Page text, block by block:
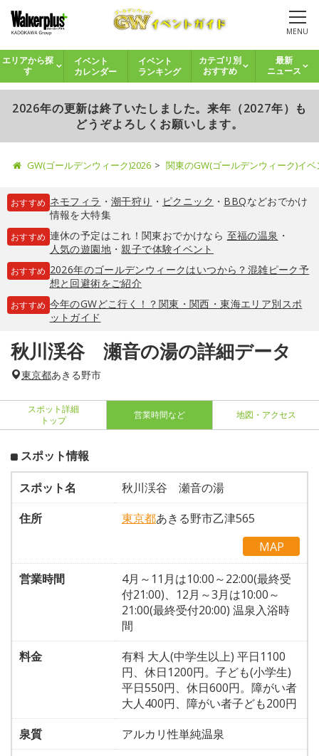
MENU
エリアから探
す
イベント
カレンダー
イベント
ランキング
カテゴリ別
おすすめ
最新
ニュース
2026年の更新は終了いたしました。来年（2027年）も
どうぞよろしくお願いします。
GW(ゴールデンウィーク)2026 関東のGW(ゴールデンウィーク)イ
おすすめ ネモフィラ ・ 潮干狩り ・ ピクニック ・ BBQなどおでかけ
情報を大特集
おすすめ 連休の予定はこれ！関東おでかけなら 至福の温泉 ・
人気の遊園地・親子で体験イベント
おすすめ 2026年のゴールデンウィークはいつから？混雑ピーク予
想と回避術をご紹介
おすすめ 今年のGWどこ行く！？関東・関西・東海エリア別スポ
ットガイド
秋川渓谷 瀬音の湯の詳細データ
東京都あきる野市
スポット詳細
トップ
営業時間など 地図・アクセス
スポット情報
スポット名
秋川渓谷 瀬音の湯
住所
東京都あきる野市乙津565
MAP
営業時間
4月～11月は10:00～22:00(最終受
付21:00)、12月～3月は10:00～
21:00(最終受付20:00) 温泉入浴時
間
料金
有料 大人(中学生以上) 平日1100
円、休日1200円。子ども(小学生)
平日550円、休日600円。障がい者
大人400円、障がい者子ども200円
泉質
アルカリ性単純温泉